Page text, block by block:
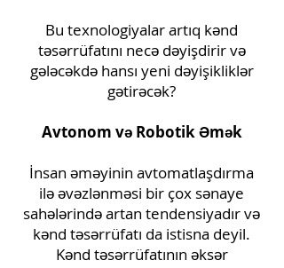
Bu texnologiyalar artıq kənd
təsərrüfatını necə dəyişdirir və
gələcəkdə hansı yeni dəyişikliklər
gətirəcək?
Avtonom və Robotik Əmək
İnsan əməyinin avtomatlaşdırma
ilə əvəzlənməsi bir çox sənaye
sahələrində artan tendensiyadır və
kənd təsərrüfatı da istisna deyil.
Kənd təsərrüfatının əksər